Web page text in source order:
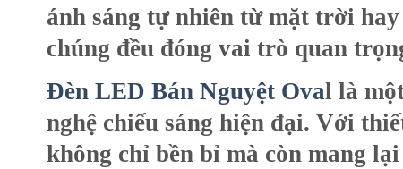
ánh sáng tự nhiên từ mặt trời
chúng đều đóng vai trò quan
Đèn LED Bán Nguyệt Oval là
nghệ chiếu sáng hiện đại. Với
không chỉ bền bỉ mà còn mang